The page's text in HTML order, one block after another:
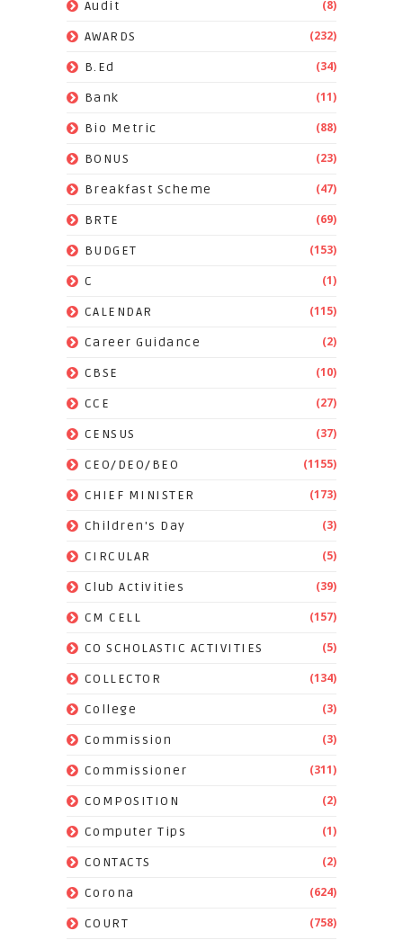
Audit (8)
AWARDS (232)
B.Ed (34)
Bank (11)
Bio Metric (88)
BONUS (23)
Breakfast Scheme (47)
BRTE (69)
BUDGET (153)
C (1)
CALENDAR (115)
Career Guidance (2)
CBSE (10)
CCE (27)
CENSUS (37)
CEO/DEO/BEO (1155)
CHIEF MINISTER (173)
Children's Day (3)
CIRCULAR (5)
Club Activities (39)
CM CELL (157)
CO SCHOLASTIC ACTIVITIES (5)
COLLECTOR (134)
College (3)
Commission (3)
Commissioner (311)
COMPOSITION (2)
Computer Tips (1)
CONTACTS (2)
Corona (624)
COURT (758)